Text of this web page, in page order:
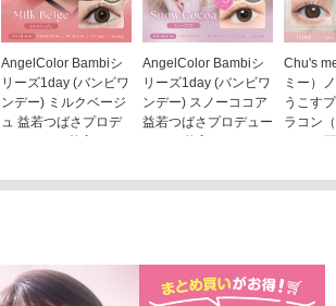
AngelColor Bambiシ
リーズ1day (バンビワ
ンデー) ミルクベージ
ュ 益若つばさプロデ
ュース（10枚入り）
AngelColor Bambiシ
リーズ1day (バンビワ
ンデー) スノーココア
益若つばさプロデュー
ス（10枚入り）
Chu's
ミー）
うこす
ラコン